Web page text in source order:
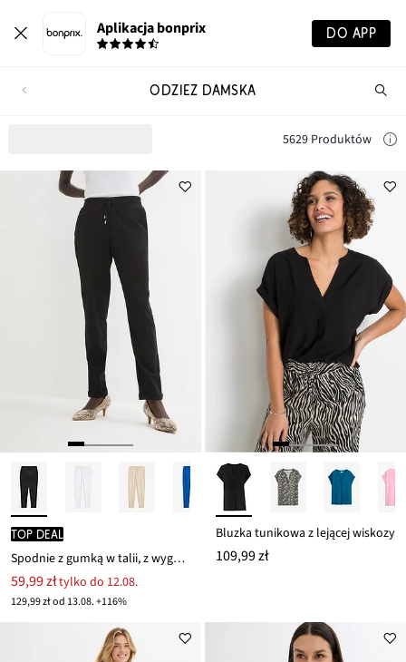
Aplikacja bonprix DO APP
ODZIEŻ DAMSKA
5629 Produktów
TOP DEAL
Spodnie z gumką w talii, z wygodnego materiału punto di roma
59,99 złtylko do 12.08.
129,99 zł od 13.08. +116%
Bluzka tunikowa z lejącej wiskozy
109,99 zł